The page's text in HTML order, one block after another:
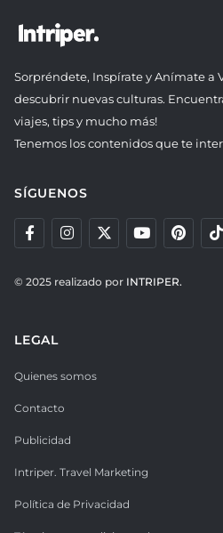
Sorpréndete, Inspírate y Anímate a
descubrir nuevas culturas.
viajes, tips y mucho más!
Tenemos los contenidos que te
SÍGUENOS
© 2025 realizado por INTRIPER.
LEGAL
Quienes somos
Contacto
Publicidad
Intriper. Travel Marketing
Política de Privacidad